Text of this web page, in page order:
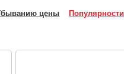
цены Популярности